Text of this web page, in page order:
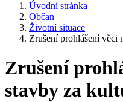
Úvodní stránka
Občan
Životní situace
Zrušení prohlášení věci
Zrušení
stavby za